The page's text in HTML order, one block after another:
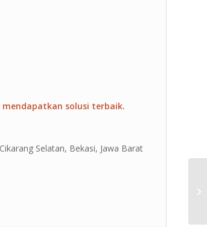
solusi terbaik.
Selatan, Bekasi, Jawa Barat